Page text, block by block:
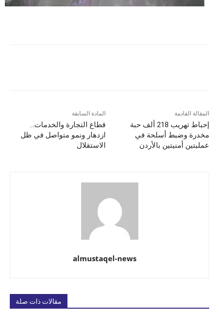
المادة السابقة
قطاع التجارة والخدمات…
ازدهار ونمو متواصل في ظل
الاستقلال
المقالة القادمة
إحباط تهريب 218 ألف حبة
مخدرة وضبط أسلحة في
عمليتين أمنيتين بالأردن
almustaqel-news
مقالات ذات صلة